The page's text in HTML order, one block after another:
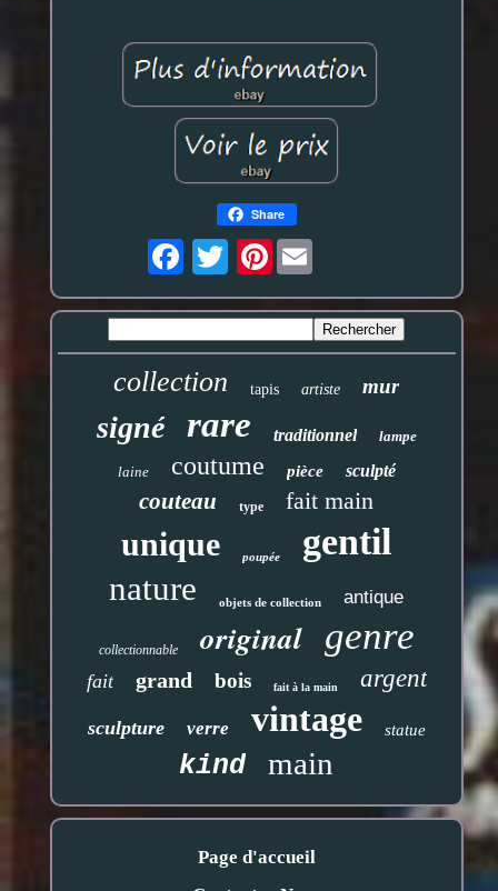
Share
Pinterest
collection tapis artiste mur
signé rare traditionnel lampe
laine coutume pièce sculpté
couteau type fait main
unique poupée gentil
nature objets de collection antique
collectionnable original genre
fait grand bois fait à la main argent
sculpture verre vintage statue
kind main
Page d'accueil